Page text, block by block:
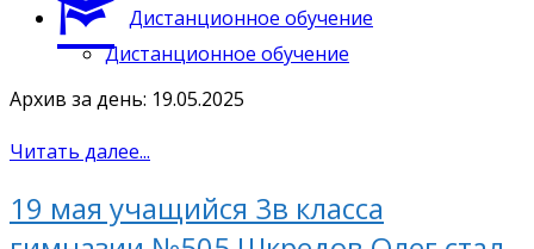
Дистанционное обучение
Дистанционное обучение
Архив за день: 19.05.2025
Читать далее...
19 мая учащийся 3в класса